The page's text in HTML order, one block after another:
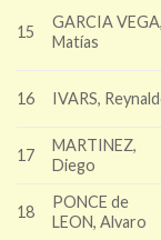
15
GARCIA VEGA,
Matías
16 IVARS,
17
MARTINEZ,
Diego
18
PONCE de
LEON, Alvaro